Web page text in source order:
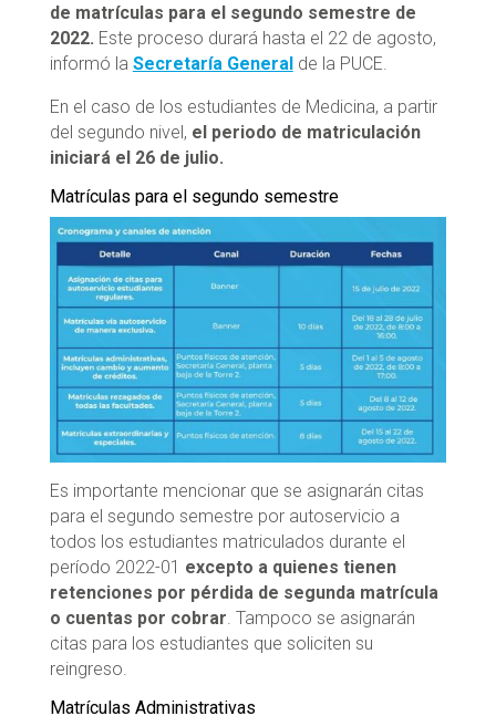
de matrículas para el segundo semestre de
2022. Este proceso durará hasta el 22 de agosto,
informó la Secretaría General de la PUCE.
En el caso de los estudiantes de Medicina, a partir
del segundo nivel, el periodo de matriculación
iniciará el 26 de julio.
Matrículas para el segundo semestre
Es importante mencionar que se asignarán citas
para el segundo semestre por autoservicio a
todos los estudiantes matriculados durante el
período 2022-01 excepto a quienes tienen
retenciones por pérdida de segunda matrícula
o cuentas por cobrar. Tampoco se asignarán
citas para los estudiantes que soliciten su
reingreso.
Matrículas Administrativas